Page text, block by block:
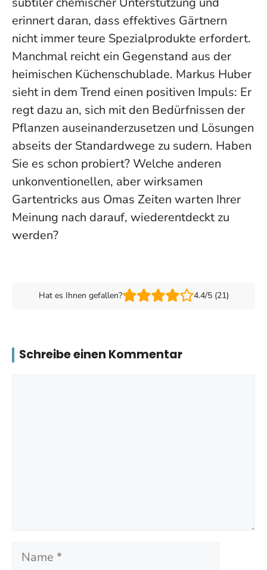
erinnert daran, dass effektives Gärtnern
nicht immer teure Spezialprodukte erfordert.
Manchmal reicht ein Gegenstand aus der
heimischen Küchenschublade. Markus Huber
sieht in dem Trend einen positiven Impuls: Er
regt dazu an, sich mit den Bedürfnissen der
Pflanzen auseinanderzusetzen und Lösungen
abseits der Standardwege zu sudern. Haben
Sie es schon probiert? Welche anderen
unkonventionellen, aber wirksamen
Gartentricks aus Omas Zeiten warten Ihrer
Meinung nach darauf, wiederentdeckt zu
werden?
Hat es Ihnen gefallen? 4.4/5 (21)
Schreibe einen Kommentar
Name